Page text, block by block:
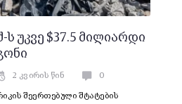
ს უკვე $37.5 მილიარდი
2 კვირის წინ 0
შეერთებული შტატების